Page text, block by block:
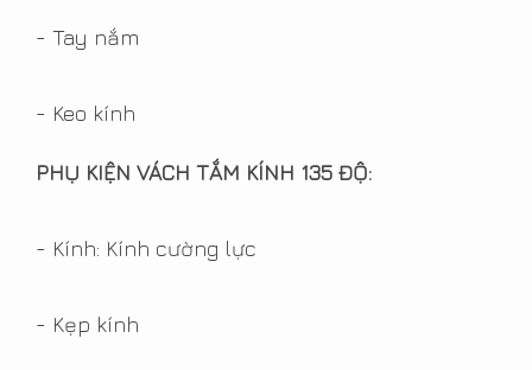
- Tay nắm
- Keo kính
PHỤ KIỆN VÁCH TẮM KÍNH 135 ĐỘ:
- Kính: Kính cường lực
- Kẹp kính
công là một ý tưởng thông
cư đang là xu hướng hiện